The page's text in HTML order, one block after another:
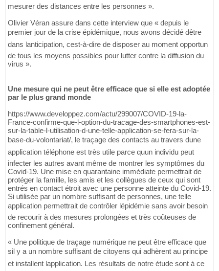
mesurer des distances entre les personnes ».
Olivier Véran assure dans cette interview que « depuis le
premier jour de la crise épidémique, nous avons décidé dêtre
dans lanticipation, cest-à-dire de disposer au moment opportun
de tous les moyens possibles pour lutter contre la diffusion du
virus ».
Une mesure qui ne peut être efficace que si elle est adoptée
par le plus grand monde
https://www.developpez.com/actu/299007/COVID-19-la-
France-confirme-que-l-option-du-tracage-des-smartphones-est-
sur-la-table-l-utilisation-d-une-telle-application-se-fera-sur-la-
base-du-volontariat/, le traçage des contacts au travers dune
application téléphone est très utile parce quun individu peut
infecter les autres avant même de montrer les symptômes du
Covid-19. Une mise en quarantaine immédiate permettrait de
protéger la famille, les amis et les collègues de ceux qui sont
entrés en contact étroit avec une personne atteinte du Covid-19.
Si utilisée par un nombre suffisant de personnes, une telle
application permettrait de contrôler lépidémie sans avoir besoin
de recourir à des mesures prolongées et très coûteuses de
confinement général.
« Une politique de traçage numérique ne peut être efficace que
sil y a un nombre suffisant de citoyens qui adhèrent au principe
et installent lapplication. Les résultats de notre étude sont à ce